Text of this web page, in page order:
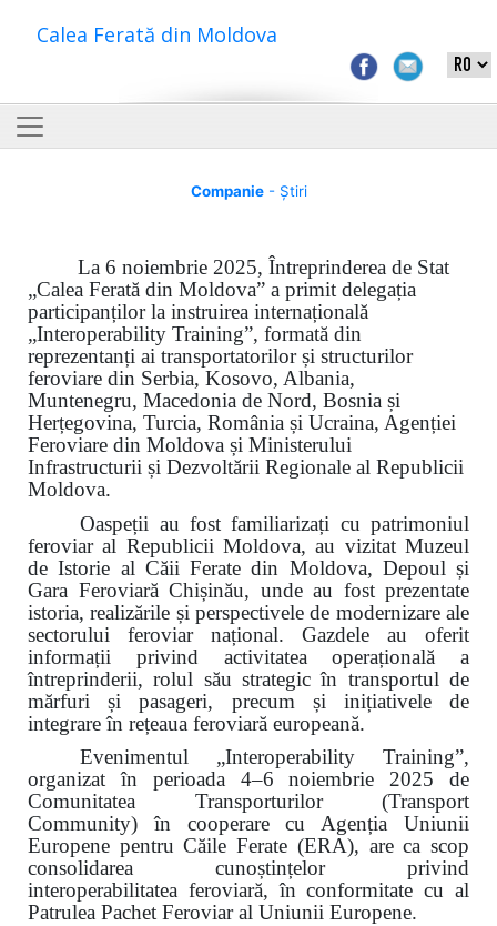
Calea Ferată din Moldova
Companie- Știri
La 6 noiembrie 2025, Întreprinderea de Stat
„Calea Ferată din Moldova” a primit delegația
participanților la instruirea internațională
„Interoperability Training”, formată din
reprezentanți ai transportatorilor și structurilor
feroviare din Serbia, Kosovo, Albania,
Muntenegru, Macedonia de Nord, Bosnia și
Herțegovina, Turcia, România și Ucraina, Agenției
Feroviare din Moldova și Ministerului
Infrastructurii și Dezvoltării Regionale al Republicii
Moldova.
Oaspeții au fost familiarizați cu patrimoniul
feroviar al Republicii Moldova, au vizitat Muzeul
de Istorie al Căii Ferate din Moldova, Depoul și
Gara Feroviară Chișinău, unde au fost prezentate
istoria, realizările și perspectivele de modernizare ale
sectorului feroviar național. Gazdele au oferit
informații privind activitatea operațională a
întreprinderii, rolul său strategic în transportul de
mărfuri și pasageri, precum și inițiativele de
integrare în rețeaua feroviară europeană.
Evenimentul „Interoperability Training”,
organizat în perioada 4–6 noiembrie 2025 de
Comunitatea Transporturilor (Transport
Community) în cooperare cu Agenția Uniunii
Europene pentru Căile Ferate (ERA), are ca scop
consolidarea cunoștințelor privind
interoperabilitatea feroviară, în conformitate cu al
Patrulea Pachet Feroviar al Uniunii Europene.